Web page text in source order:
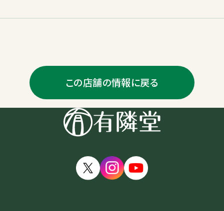
この店舗の情報に戻る